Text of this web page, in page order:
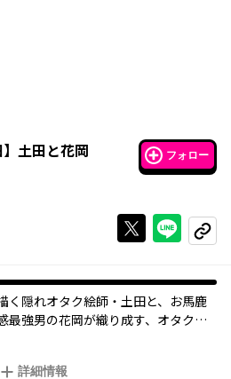
】 土田と花岡 フォロー
Xで投稿する
ライン
コピー
く隠れオタク絵師・土田と、お馬鹿
最強男の花岡が織り成す、オタクあ
詳細情報